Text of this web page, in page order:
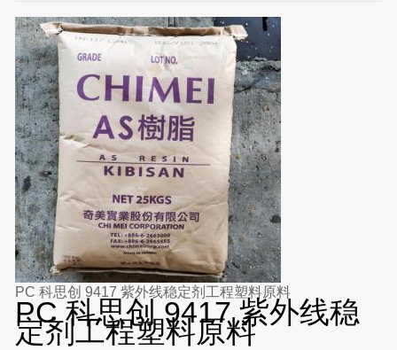
PC 科思创 9417 紫外线稳定剂工程塑料原料
PC 科思创 9417 紫外线稳
定剂工程塑料原料